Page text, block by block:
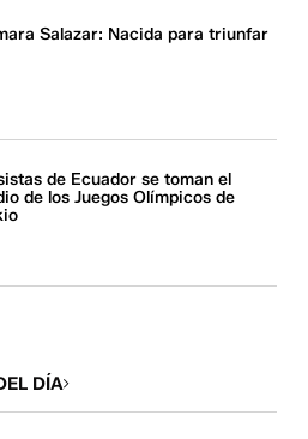
Salazar: Nacida para triunfar
de Ecuador se toman el
de los Juegos Olímpicos de
DÍA